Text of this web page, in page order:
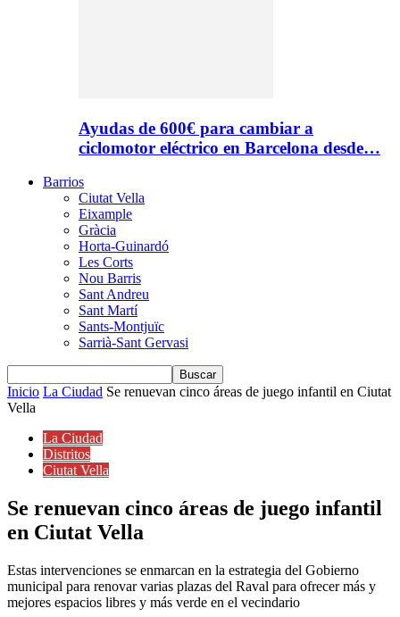
Ayudas de 600€ para cambiar a
ciclomotor eléctrico en Barcelona desde…
Barrios
Ciutat Vella
Eixample
Gràcia
Horta-Guinardó
Les Corts
Nou Barris
Sant Andreu
Sant Martí
Sants-Montjuïc
Sarrià-Sant Gervasi
Inicio La Ciudad Se renuevan cinco áreas de juego infantil en Ciutat
Vella
La Ciudad
Distritos
Ciutat Vella
Se renuevan cinco áreas de juego infantil
en Ciutat Vella
Estas intervenciones se enmarcan en la estrategia del Gobierno
municipal para renovar varias plazas del Raval para ofrecer más y
mejores espacios libres y más verde en el vecindario